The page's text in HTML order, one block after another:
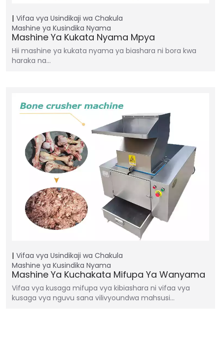
Vifaa vya Usindikaji wa Chakula
Mashine ya Kusindika Nyama
Mashine Ya Kukata Nyama Mpya
Hii mashine ya kukata nyama ya biashara ni bora kwa
haraka na…
Vifaa vya Usindikaji wa Chakula
Mashine ya Kusindika Nyama
Mashine Ya Kuchakata Mifupa Ya Wanyama
Vifaa vya kusaga mifupa vya kibiashara ni vifaa vya
kusaga vya nguvu sana vilivyoundwa mahsusi…